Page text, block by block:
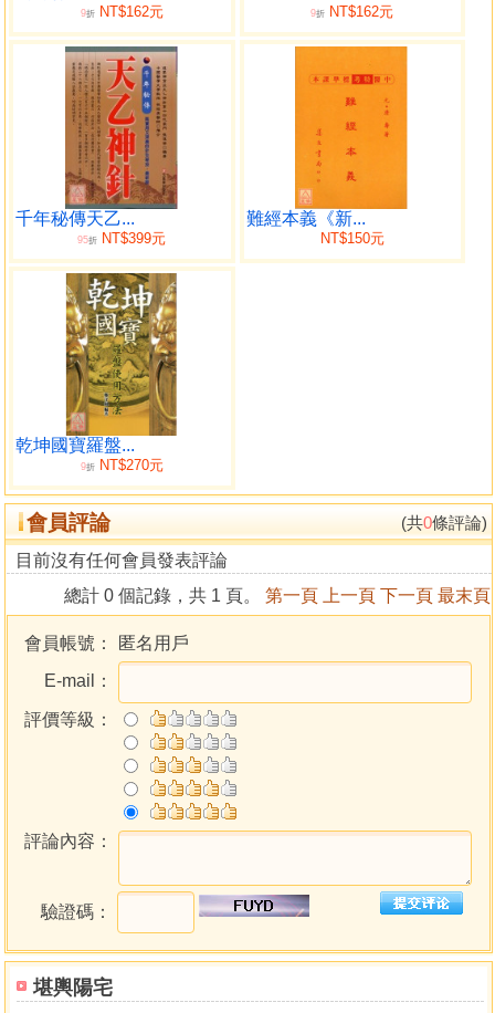
堪輿陽宅
曙光。逐漸發展出高度文明。瑞燦的文化。歷史悠久。地理
特徵豐富多采。有無盡的資源。十億子孫。聚居其間。生生
世世。繁衍綿延。文化學識的寶藏。有待我們去研究探討。
我國古代科技的斐然成就。不僅限於指南針、(羅經)、
火藥、造紙、印刷術的發明。另如陶瓷、絲織、醫藥、天
文、航海等等。都是居世界領導地位。身為現代的中國人。
應該認識祖先的輝煌成就。
本書(周天易盤)的內容承蒙。吳明修老師。精心的指
導。提供了堪輿學界。無數寶貴的資料。為數百年來不傳之
秘。呈現在學者前。並可補充文獻上之不足。也使我國堪輿
學。未來之發展。前途無可限量。
吳明修老師多年來。廣泛的搜集資料圖片等等。配合內
容堪稱圖文並藏。並與學者專家切磋。賜序訂正。殫精竭
慮。精益求精。以認真客觀的治學精神。乃得本書順利完成
問世。深廣兼顧。深入淺出。經典之作。不朽的鉅著。僅此
數言。借書之一角。向吳明修老師。表達謝忱之意。而共同
為發揚中華堪輿學術文化。貢獻一分心力。再接再勵。繼續
追求我們的理想。將堪輿之光發揚至全世界。敬請諸先進。
給予我們不斷的匡正和指教。您的支持將是我們最大的榮
幸。
目錄
第二章 取名便覽
壹、有限公司取名格式
(一)屬金行業有限公司取名便覽(勿火)
(二)屬水行業有限公司取名便覽(勿土)
(三)屬火行業有限公司取名便覽(勿水)
(四)屬土行業有限公司取名便覽(勿木)
貳、股份有限公司取名格式
(一)屬木行業股份有限公司取名便覽(勿金)
(二)屬火行業股份有限公司取名便覽(勿水)
(三)屬土行業股份有限公司取名便覽(勿木)
(四)屬金行業股份有限公司取名便覽(勿火)
9折NT$162元 9折 NT$162元
千年秘傳天乙...
95折 NT$399元
難經本義《新...
NT$150元
乾坤國寶羅盤...
9折NT$270元
會員評論 (共0條評論)
目前沒有任何會員發表評論
總計 0 個記錄，共 1 頁。 第一頁 上一頁 下一頁 最末頁
會員帳號：
匿名用戶
E-mail：
評價等級：
評論內容：
驗證碼：